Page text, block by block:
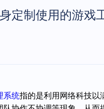
定制使用的游戏
系统指的是利用网络科技以